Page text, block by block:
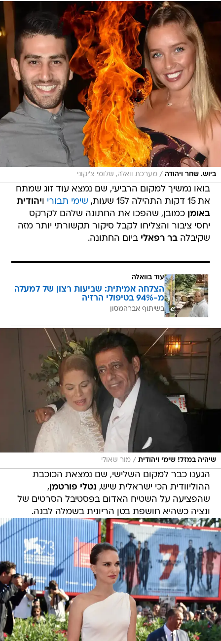
ביוש. שחר ויהודה / מערכת וואלה, שלומי צ'יקוני
בואו נמשיך למקום הרביעי, שם נמצא עוד זוג שמתח
את 15 דקות התהילה ל15 שעות,
שימי תבורי ויהודית
באומן כמובן, שהפכו את החתונה שלהם לקרקס
יחסי ציבור והצליחו לקבל סיקור תקשורתי יותר מזה
שקיבלהבר רפאלי ביום החתונה.
עוד בוואלה
הצלחה אמיתית: שביעות רצון של למעלה
מ-94% בטיפולי הרזיה
בשיתוף אברהמסון
שיהיה במזל! שימי ויהודית / מור שאולי
הגענו כבר למקום השלישי, שם נמצאת הכוכבת
ההוליוודית הכי ישראלית שיש, נטלי פורטמן,
שהפציעה על השטיח האדום בפסטיבל הסרטים של
ונציה כשהיא חושפת בטן הריונית בשמלה לבנה.